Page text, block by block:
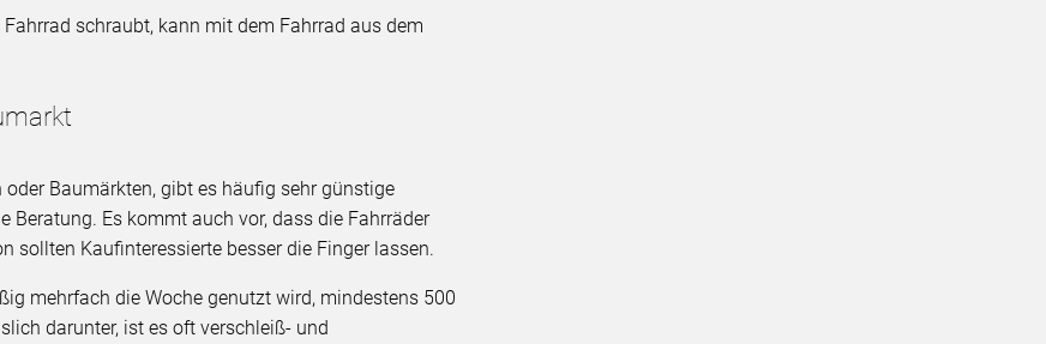
schraubt, kann mit dem Fahrrad aus dem
Baumärkten, gibt es häufig sehr günstige
Beratung. Es kommt auch vor, dass die Fahrräder
sollten Kaufinteressierte besser die Finger lassen.
mehrfach die Woche genutzt wird, mindestens 500
darunter, ist es oft verschleiß- und